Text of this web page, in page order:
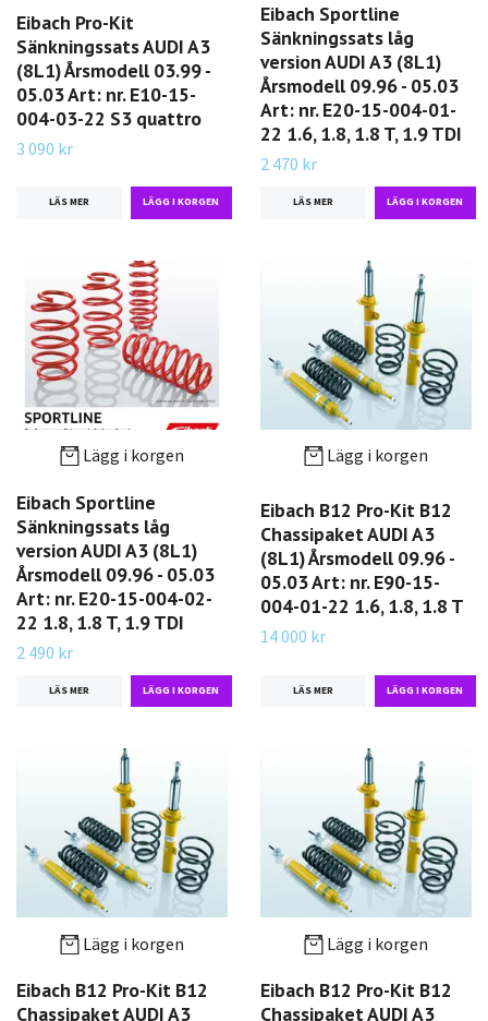
Eibach Pro-Kit
Sänkningssats AUDI A3
(8L1) Årsmodell 03.99 -
05.03 Art: nr. E10-15-
004-03-22 S3 quattro
3 090 kr
LÄS MER
Eibach Sportline
Sänkningssats låg
version AUDI A3 (8L1)
Årsmodell 09.96 - 05.03
Art: nr. E20-15-004-01-
22 1.6, 1.8, 1.8 T, 1.9 TDI
2 470 kr
LÄS MER
Lägg i korgen
Eibach Sportline
Sänkningssats låg
version AUDI A3 (8L1)
Årsmodell 09.96 - 05.03
Art: nr. E20-15-004-02-
22 1.8, 1.8 T, 1.9 TDI
2 490 kr
LÄS MER
Lägg i korgen
Eibach B12 Pro-Kit B12
Chassipaket AUDI A3
(8L1) Årsmodell 09.96 -
05.03 Art: nr. E90-15-
004-01-22 1.6, 1.8, 1.8 T
14 000 kr
LÄS MER
Lägg i korgen
Eibach B12 Pro-Kit B12
Chassipaket AUDI A3
Lägg i korgen
Eibach B12 Pro-Kit B12
Chassipaket AUDI A3